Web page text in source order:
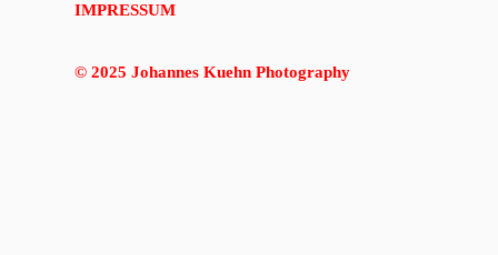
IMPRESSUM
© 2025 Johannes Kuehn Photography